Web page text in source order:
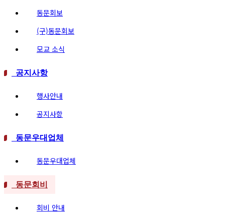
동문회보
(구)동문회보
모교 소식
공지사항
행사안내
공지사항
동문우대업체
동문우대업체
동문회비
회비 안내